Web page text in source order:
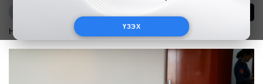
ҮЗЭХ
Р.Адъяасүрэн
Нийгэм 2016-04-12